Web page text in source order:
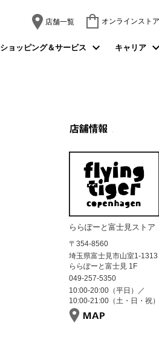
店舗一覧 オンラインストア
ショッピング＆サービス キャリア
ららぽーと富士見ストア
〒354-8560
埼玉県富士見市山室1-1313
ららぽーと富士見 1F
049-257-5350
10:00-20:00（平日）／
10:00-21:00（土・日・祝）